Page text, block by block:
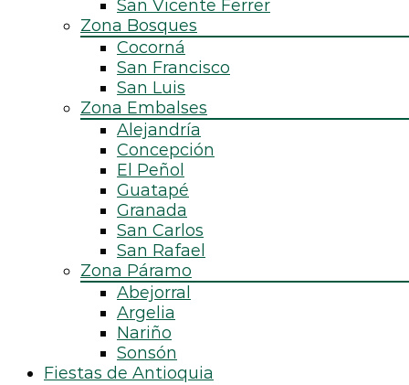
San Vicente Ferrer
Zona Bosques
Cocorná
San Francisco
San Luis
Zona Embalses
Alejandría
Concepción
El Peñol
Guatapé
Granada
San Carlos
San Rafael
Zona Páramo
Abejorral
Argelia
Nariño
Sonsón
Fiestas de Antioquia